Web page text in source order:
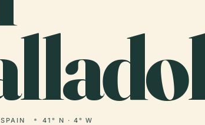
SPAIN 41° N · 4° W